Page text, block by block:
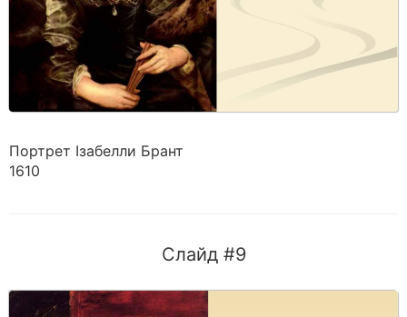
Портрет Ізабелли Брант
1610
Слайд #9